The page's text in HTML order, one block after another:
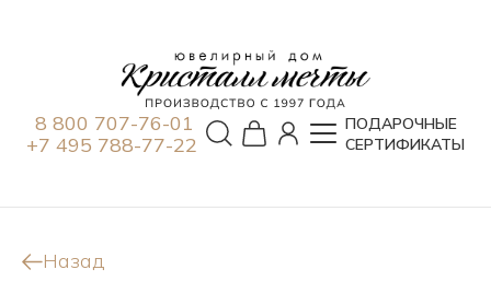
8 800 707-76-01
+7 495 788-77-22
ПОДАРОЧНЫЕ
СЕРТИФИКАТЫ
Назад